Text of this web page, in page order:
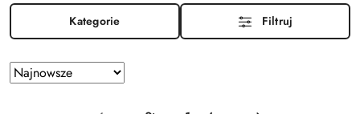
Kategorie Filtruj
Zastosowano
sortowanie:
Sortuj
według